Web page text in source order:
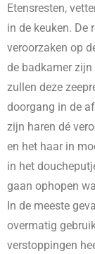
Etensresten,
in de keuken. De
veroorzaken op
de badkamer zijn
zullen deze
doorgang in de
zijn haren dé
en het haar in
in het
gaan ophopen
In de meeste
overmatig
verstoppingen